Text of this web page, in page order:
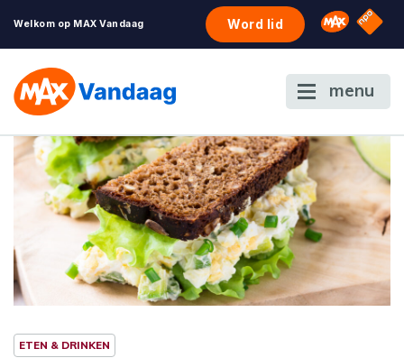
Welkom op MAX Vandaag Word lid Omroep
NPO
menu
ETEN & DRINKEN